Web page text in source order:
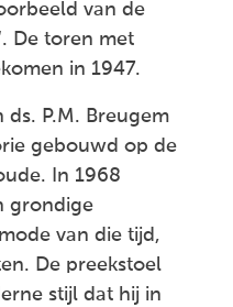
van de
De toren met
in 1947.
ds. P.M. Breugem
gebouwd op de
In 1968
grondige
van die tijd,
De preekstoel
stijl dat hij in